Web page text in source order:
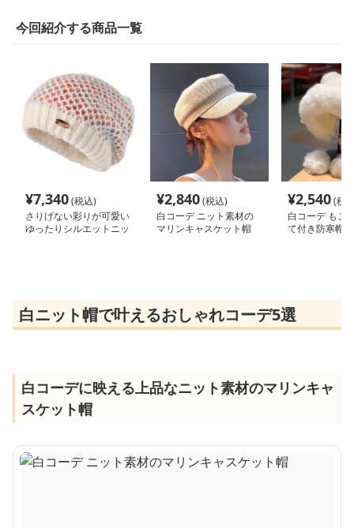
今回紹介する商品一覧
¥7,340(税込)
さりげない彩りが可愛い
ゆったりシルエットニッ
¥2,840(税込)
白コーデ ニット素材の
マリンキャスケット帽
¥2,540(税
白コーデ もこ
て付き防寒帽子
白ニット帽で叶えるおしゃれコーデ5選
白コーデに映える上品なニット素材のマリンキャ
スケット帽